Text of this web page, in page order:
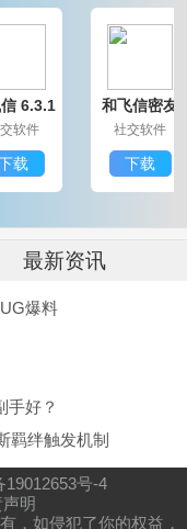
成你的主播赚取丰
感特别细腻精美。
复规则限制哟。
得竞争性更大呢。
小游戏，拥有非
感受多种玩法，
人气，感受全新
6.3.1
200软件
载
和飞信密友
圈版 6.3.120
社交软件
下载
最新资讯
爆料
手好？
羁绊触发机制
19012653号-4
明
，如侵犯了你的权益，